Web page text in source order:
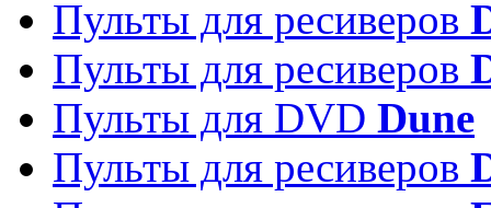
Пульты для ресиверов
Пульты для ресиверов
Пульты для DVD Dune
Пульты для ресиверов